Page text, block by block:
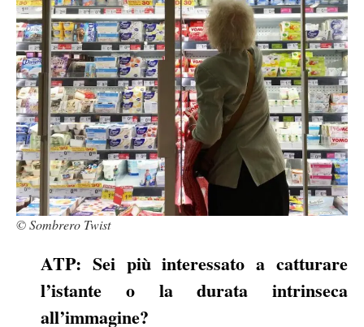
© Sombrero Twist
ATP: Sei più interessato a catturare
l’istante o la durata intrinseca
all’immagine?